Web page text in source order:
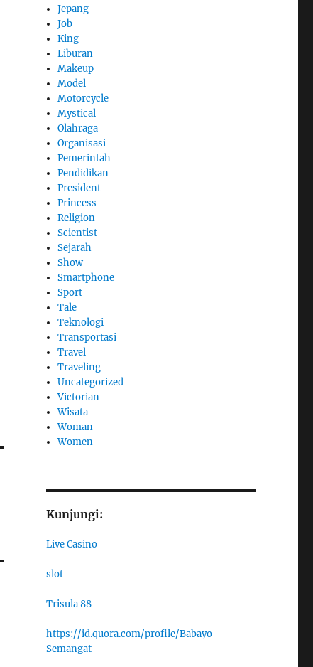
Jepang
Job
King
Liburan
Makeup
Model
Motorcycle
Mystical
Olahraga
Organisasi
Pemerintah
Pendidikan
President
Princess
Religion
Scientist
Sejarah
Show
Smartphone
Sport
Tale
Teknologi
Transportasi
Travel
Traveling
Uncategorized
Victorian
Wisata
Woman
Women
Kunjungi:
Live Casino
slot
Trisula 88
https://id.quora.com/profile/Babayo-
Semangat